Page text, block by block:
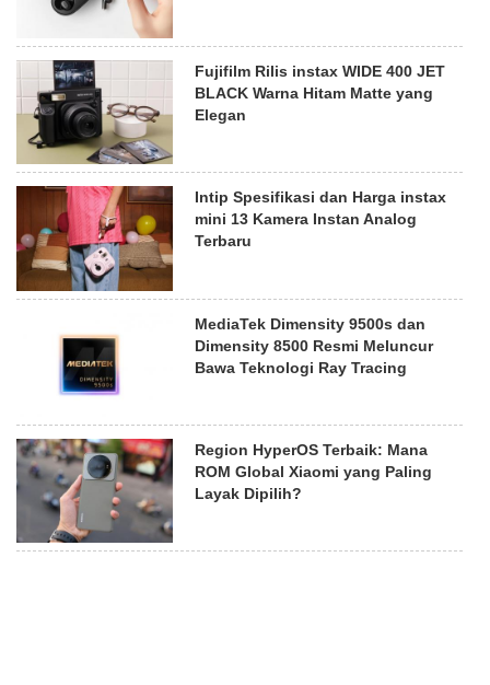
Fujifilm Rilis instax WIDE 400 JET
BLACK Warna Hitam Matte yang
Elegan
Intip Spesifikasi dan Harga instax
mini 13 Kamera Instan Analog
Terbaru
MediaTek Dimensity 9500s dan
Dimensity 8500 Resmi Meluncur
Bawa Teknologi Ray Tracing
Region HyperOS Terbaik: Mana
ROM Global Xiaomi yang Paling
Layak Dipilih?